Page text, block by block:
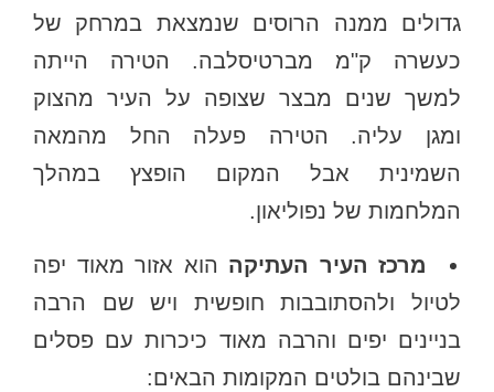
גדולים ממנה הרוסים שנמצאת במרחק של
כעשרה ק"מ מברטיסלבה. הטירה הייתה
למשך שנים מבצר שצופה על העיר מהצוק
ומגן עליה. הטירה פעלה החל מהמאה
השמינית אבל המקום הופצץ במהלך
המלחמות של נפוליאון.
מרכז העיר העתיקההוא אזור מאוד יפה
לטיול ולהסתובבות חופשית ויש שם הרבה
בניינים יפים והרבה מאוד כיכרות עם פסלים
שבינהם בולטים המקומות הבאים: